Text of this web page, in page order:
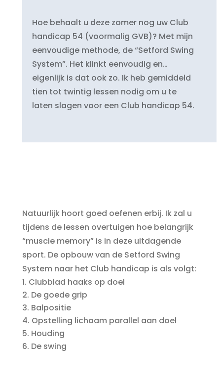
Hoe behaalt u deze zomer nog uw Club
handicap 54 (voormalig GVB)? Met mijn
eenvoudige methode, de “Setford Swing
System”. Het klinkt eenvoudig en…
eigenlijk is dat ook zo. Ik heb gemiddeld
tien tot twintig lessen nodig om u te
laten slagen voor een Club handicap 54.
Natuurlijk hoort goed oefenen erbij. Ik zal u
tijdens de lessen overtuigen hoe belangrijk
“muscle memory” is in deze uitdagende
sport. De opbouw van de Setford Swing
System naar het Club handicap is als volgt:
Clubblad haaks op doel
De goede grip
Balpositie
Opstelling lichaam parallel aan doel
Houding
De swing